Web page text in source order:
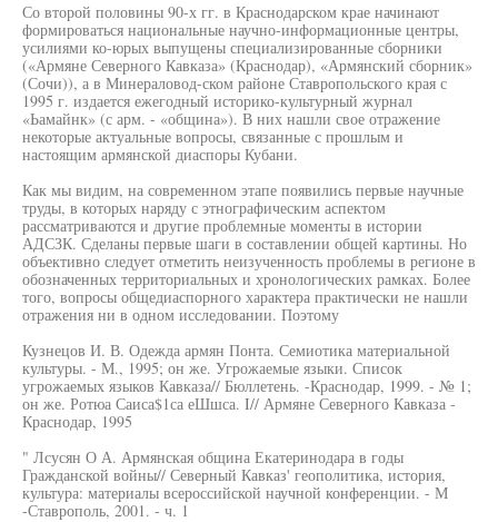
Со второй половины 90-х гг. в Краснодарском крае начинают
формироваться национальные научно-информационные центры,
усилиями ко-юрых выпущены специализированные сборники
(«Армяне Северного Кавказа» (Краснодар), «Армянский сборник»
(Сочи)), а в Минераловод-ском районе Ставропольского края с
1995 г. издается ежегодный историко-культурный журнал
«Ьамайнк» (с арм. - «община»). В них нашли свое отражение
некоторые актуальные вопросы, связанные с прошлым и
настоящим армянской диаспоры Кубани.
Как мы видим, на современном этапе появились первые научные
труды, в которых наряду с этнографическим аспектом
рассматриваются и другие проблемные моменты в истории
АДСЗК. Сделаны первые шаги в составлении общей картины. Но
объективно следует отметить неизученность проблемы в регионе в
обозначенных территориальных и хронологических рамках. Более
того, вопросы общедиаспорного характера практически не нашли
отражения ни в одном исследовании. Поэтому
Кузнецов И. В. Одежда армян Понта. Семиотика материальной
культуры. - М., 1995; он же. Угрожаемые языки. Список
угрожаемых языков Кавказа// Бюллетень. -Краснодар, 1999. - № 1;
он же. Ротюа Саиса$1са еШшса. I// Армяне Северного Кавказа -
Краснодар, 1995
" Лсусян О А. Армянская община Екатеринодара в годы
Гражданской войны// Северный Кавказ' геополитика, история,
культура: материалы всероссийской научной конференции. - М
-Ставрополь, 2001. - ч. 1